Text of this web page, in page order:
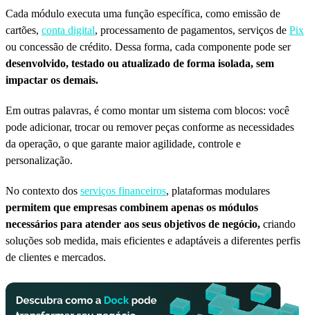
Cada módulo executa uma função específica, como emissão de
cartões, conta digital, processamento de pagamentos, serviços de Pix
ou concessão de crédito. Dessa forma, cada componente pode ser
desenvolvido, testado ou atualizado de forma isolada, sem
impactar os demais.
Em outras palavras, é como montar um sistema com blocos: você
pode adicionar, trocar ou remover peças conforme as necessidades
da operação, o que garante maior agilidade, controle e
personalização.
No contexto dos serviços financeiros, plataformas modulares
permitem que empresas combinem apenas os módulos
necessários para atender aos seus objetivos de negócio, criando
soluções sob medida, mais eficientes e adaptáveis a diferentes perfis
de clientes e mercados.